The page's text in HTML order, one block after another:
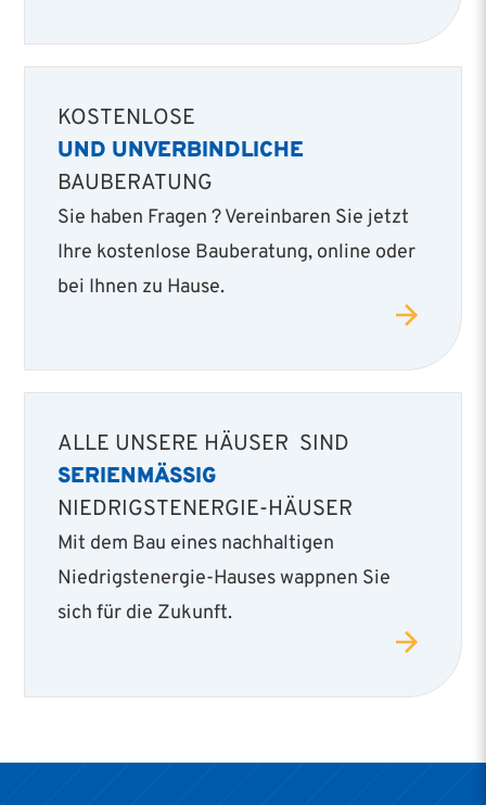
KOSTENLOSE
UND UNVERBINDLICHE
BAUBERATUNG
Sie haben Fragen ? Vereinbaren Sie jetzt
Ihre kostenlose Bauberatung, online oder
bei Ihnen zu Hause.
ALLE UNSERE HÄUSER SIND
SERIENMÄSSIG
NIEDRIGSTENERGIE-HÄUSER
Mit dem Bau eines nachhaltigen
Niedrigstenergie­-Hauses wappnen Sie
sich für die Zukunft.